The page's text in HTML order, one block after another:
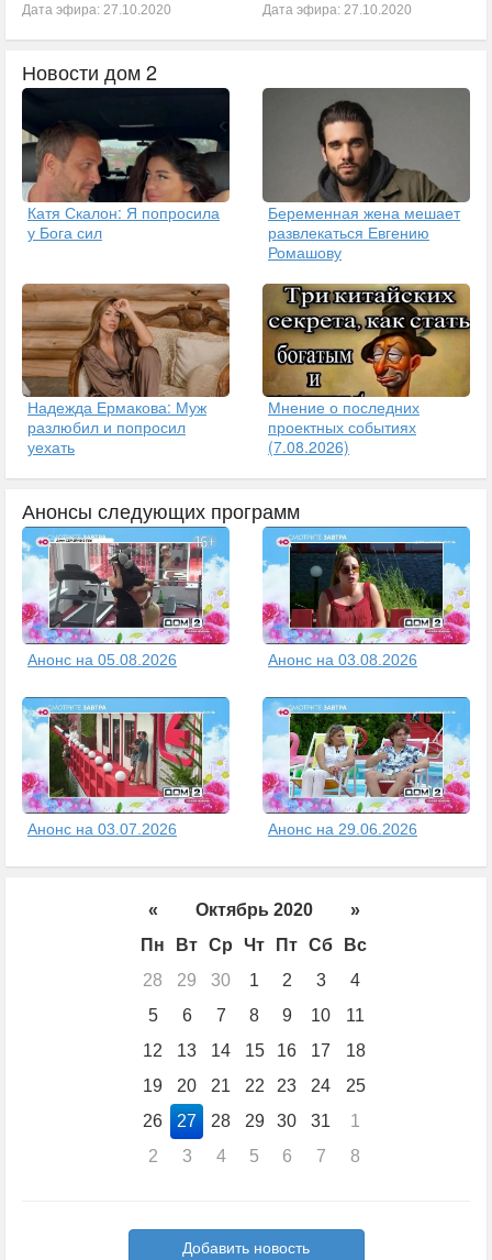
Дата эфира: 27.10.2020 Дата эфира: 27.10.2020
Новости дом 2
Катя Скалон: Я попросила
у Бога сил
Беременная жена мешает
развлекаться Евгению
Ромашову
Надежда Ермакова: Муж
разлюбил и попросил
уехать
Мнение о последних
проектных событиях
(7.08.2026)
Анонсы следующих программ
Анонс на 05.08.2026 Анонс на 03.08.2026
Анонс на 03.07.2026 Анонс на 29.06.2026
« Октябрь 2020
»
Пн
Вт Ср Чт Пт Сб
Вс
28
29 30 1 2 3
4
5
6 7 8 9 10
11
12
13 14 15 16 17
18
19
20 21 22 23 24
25
26
27 28 29 30 31
1
2
3 4 5 6 7 8
Добавить новость